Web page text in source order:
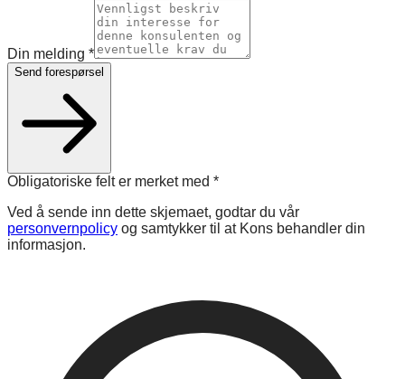
Din melding *
Send forespørsel
Obligatoriske felt er merket med *
Ved å sende inn dette skjemaet, godtar du vår
personvernpolicy og samtykker til at Kons behandler din
informasjon.